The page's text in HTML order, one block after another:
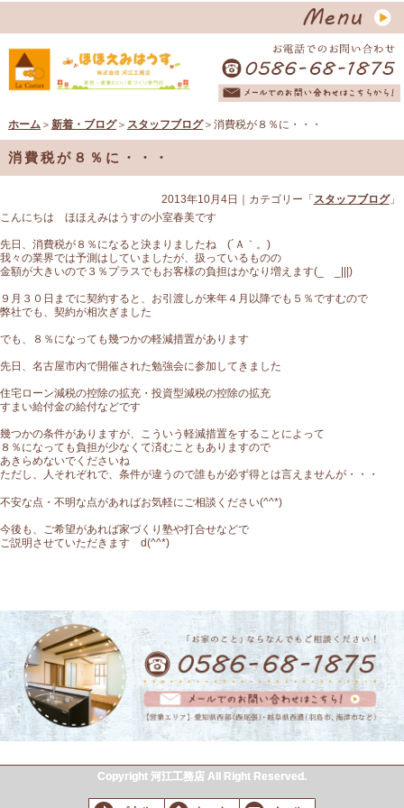
ホーム＞ 新着・ブログ＞ スタッフブログ＞消費税が８％に・・・
消費税が８％に・・・
2013年10月4日 ｜カテゴリー「 スタッフブログ」
こんにちは ほほえみはうすの小室春美です
先日、消費税が８％になると決まりましたね (´Ａ｀。)
我々の業界では予測はしていましたが、扱っているものの
金額が大きいので３％プラスでもお客様の負担はかなり増えます(_ _|||)
９月３０日までに契約すると、お引渡しが来年４月以降でも５％ですむので
弊社でも、契約が相次ぎました
でも、８％になっても幾つかの軽減措置があります
先日、名古屋市内で開催された勉強会に参加してきました
住宅ローン減税の控除の拡充・投資型減税の控除の拡充
すまい給付金の給付などです
幾つかの条件がありますが、こういう軽減措置をすることによって
８％になっても負担が少なくて済むこともありますので
あきらめないでくださいね
ただし、人それぞれで、条件が違うので誰もが必ず得とは言えませんが・・・
不安な点・不明な点があればお気軽にご相談ください(^^*)
今後も、ご希望があれば家づくり塾や打合せなどで
ご説明させていただきます d(^^*)
Copyright 河江工務店 All Right Reserved.